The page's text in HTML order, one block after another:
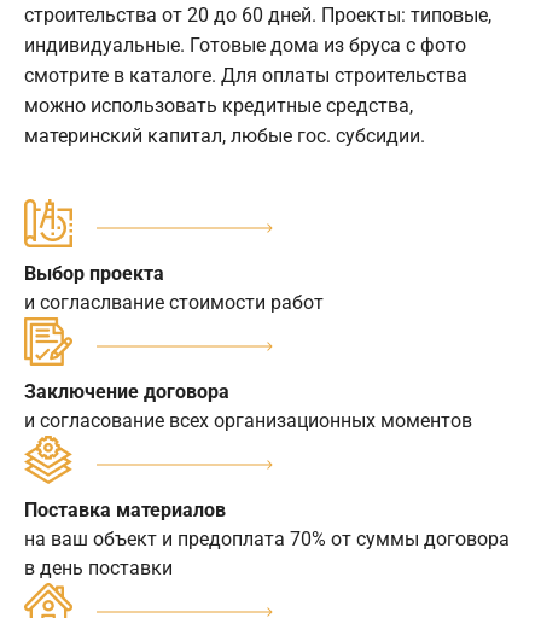
строительства от 20 до 60 дней. Проекты: типовые,
индивидуальные. Готовые дома из бруса с фото
смотрите в каталоге. Для оплаты строительства
можно использовать кредитные средства,
материнский капитал, любые гос. субсидии.
Выбор проекта
и согласлвание стоимости работ
Заключение договора
и согласование всех организационных моментов
Поставка материалов
на ваш объект и предоплата 70% от суммы договора
в день поставки